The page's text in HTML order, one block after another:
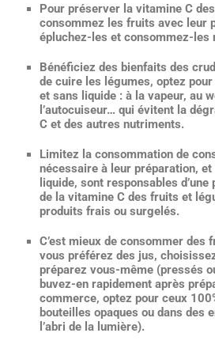
Pour préserver la vitamine C
consommez les fruits avec leur
épluchez-les et consommez-les
Bénéficiez des bienfaits des
de cuire les légumes, optez
et sans liquide : à la vapeur, au
l’autocuiseur… qui évitent la
C et des autres nutriments.
Limitez la consommation de
nécessaire à leur préparation,
liquide, sont responsables
de la vitamine C des fruits et
produits frais ou surgelés.
C’est mieux de consommer
vous préférez des jus,
préparez vous-même (pressés
buvez-en rapidement après
commerce, optez pour ceux
bouteilles opaques ou dans des
l’abri de la lumière).